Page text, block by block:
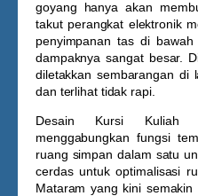
goyang hanya akan
takut perangkat elektronik
penyimpanan tas di
dampaknya sangat besar.
diletakkan sembarangan di
dan terlihat tidak rapi.
Desain Kursi Kuliah
menggabungkan fungsi
ruang simpan dalam satu
cerdas untuk optimalisasi
Mataram yang kini